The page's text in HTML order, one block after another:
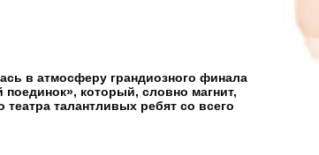
в атмосферу грандиозного финала
который, словно магнит,
талантливых ребят со всего